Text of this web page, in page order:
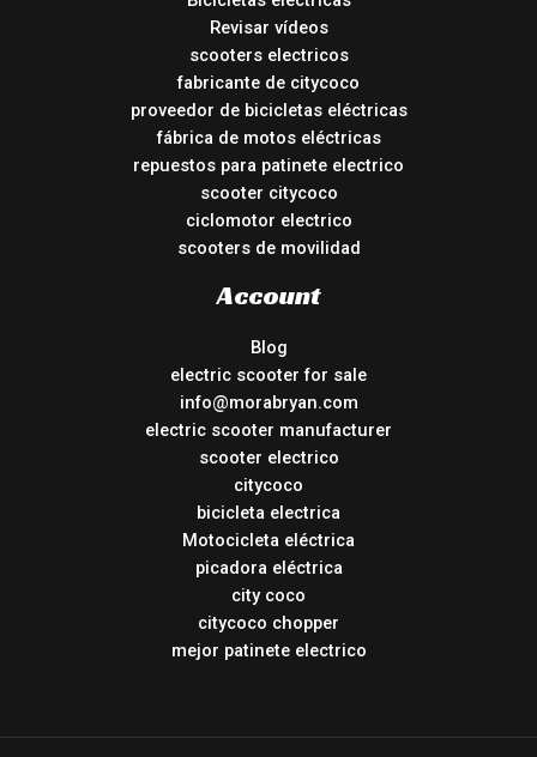
Revisar vídeos
scooters electricos
fabricante de citycoco
proveedor de bicicletas eléctricas
fábrica de motos eléctricas
repuestos para patinete electrico
scooter citycoco
ciclomotor electrico
scooters de movilidad
Account
Blog
electric scooter for sale
info@morabryan.com
electric scooter manufacturer
scooter electrico
citycoco
bicicleta electrica
Motocicleta eléctrica
picadora eléctrica
city coco
citycoco chopper
mejor patinete electrico